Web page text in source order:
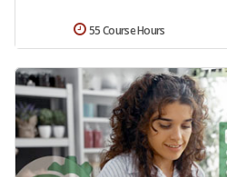
55 Course Hours